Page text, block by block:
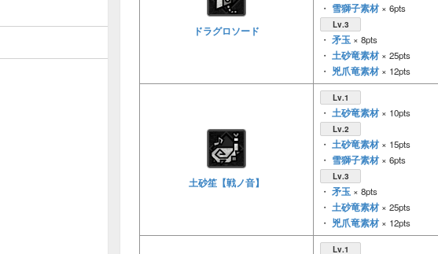
ドラグロソード
・ 雪獅子素材 × 6pts
Lv.3
・ 矛玉 × 8pts
・ 土砂竜素材 × 25pts
・ 兇爪竜素材 × 12pts
土砂笙【戦ノ音】
Lv.1
・ 土砂竜素材 × 10pts
Lv.2
・ 土砂竜素材 × 15pts
・ 雪獅子素材 × 6pts
Lv.3
・ 矛玉 × 8pts
・ 土砂竜素材 × 25pts
・ 兇爪竜素材 × 12pts
Lv.1